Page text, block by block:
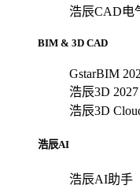
浩辰CAD电
BIM & 3D CAD
GstarBIM
浩辰3D 2027
浩辰3D
浩辰AI
浩辰AI助手